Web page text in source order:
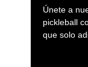
Únete a
pickleball
que solo